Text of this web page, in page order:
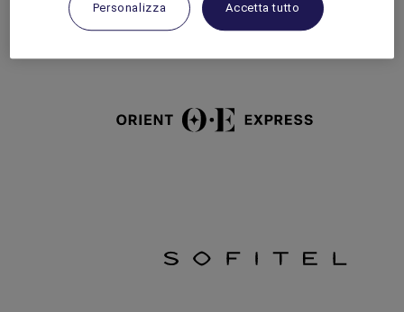
Raffles
Personalizza Accetta tutto